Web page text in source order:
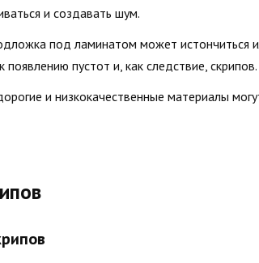
и создавать шум.
под ламинатом может истончиться
пустот и, как следствие, скрипов.
и низкокачественные материалы